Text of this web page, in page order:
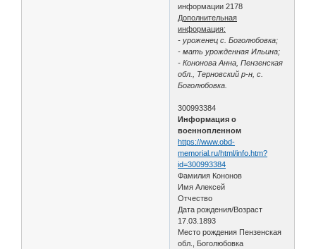
информации 2178
Дополнительная
информация:
- уроженец с. Боголюбовка;
- мать урожденная Ильина;
- Кононова Анна, Пензенская
обл., Терновский р-н, с.
Боголюбовка.
300993384
Информация о
военнопленном
https://www.obd-
memorial.ru/html/info.htm?
id=300993384
Фамилия Кононов
Имя Алексей
Отчество
Дата рождения/Возраст
17.03.1893
Место рождения Пензенская
обл., Боголюбовка